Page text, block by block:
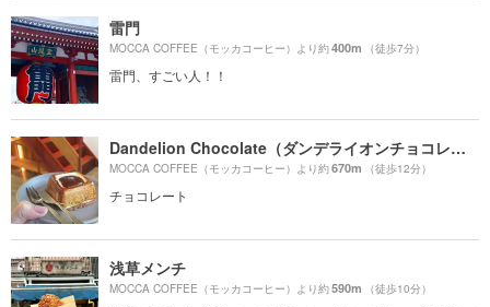
雷門
MOCCA COFFEE（モッカコーヒー）より約400m （徒歩7分）
雷門、すごい人！！
Dandelion Chocolate（ダンデライオンチョコレート）
MOCCA COFFEE（モッカコーヒー）より約670m （徒歩12分）
チョコレート
浅草メンチ
MOCCA COFFEE（モッカコーヒー）より約590m （徒歩10分）